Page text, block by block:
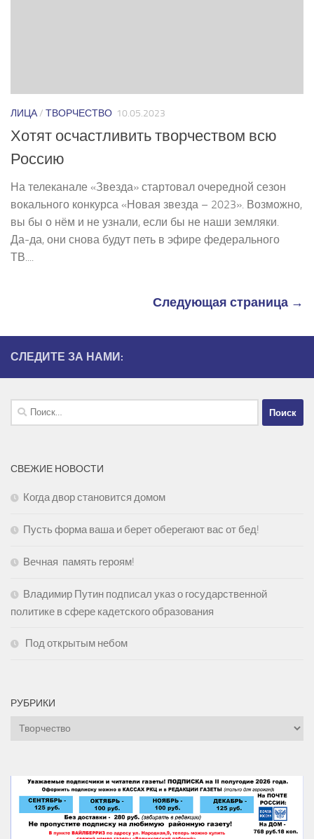
ЛИЦА/ ТВОРЧЕСТВО 10.05.2023
Хотят осчастливить творчеством всю
Россию
На телеканале «Звезда» стартовал очередной сезон
вокального конкурса «Новая звезда – 2023». Возможно,
вы бы о нём и не узнали, если бы не наши земляки.
Да-­да, они снова будут петь в эфире федерального
ТВ....
Следующая страница →
СЛЕДИТЕ ЗА НАМИ:
Найти:
СВЕЖИЕ НОВОСТИ
Когда двор становится домом
Пусть форма ваша и берет оберегают вас от бед!
Вечная память героям!
Владимир Путин подписал указ о государственной
политике в сфере кадетского образования
Под открытым небом
РУБРИКИ
Рубрики